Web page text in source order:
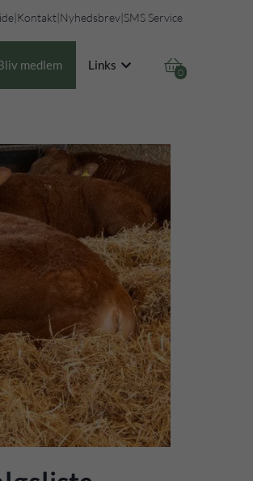
|Kontakt|Nyhedsbrev|SMS Service

0
medlem Links